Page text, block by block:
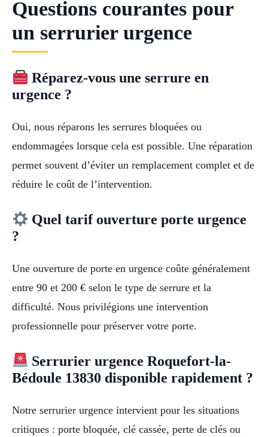
Questions courantes pour
un serrurier urgence
Réparez-vous une serrure en
urgence ?
Oui, nous réparons les serrures bloquées ou
endommagées lorsque cela est possible. Une réparation
permet souvent d’éviter un remplacement complet et de
réduire le coût de l’intervention.
Quel tarif ouverture porte urgence
?
Une ouverture de porte en urgence coûte généralement
entre 90 et 200 € selon le type de serrure et la
difficulté. Nous privilégions une intervention
professionnelle pour préserver votre porte.
Serrurier urgence Roquefort-la-
Bédoule 13830 disponible rapidement ?
Notre serrurier urgence intervient pour les situations
critiques : porte bloquée, clé cassée, perte de clés ou